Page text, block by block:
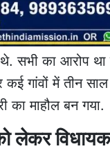
सभी का आरोप
गांवों में तीन
माहौल बन गया.
लेकर